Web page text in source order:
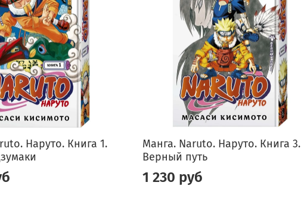
Наруто. Книга 1.
Манга. Naruto. Наруто. Книга 3.
Верный путь
1 230 руб